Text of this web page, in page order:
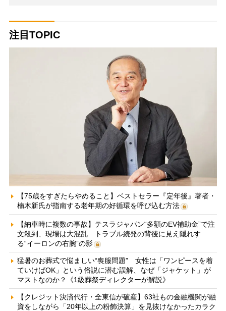
注目TOPIC
【75歳をすぎたらやめること】ベストセラー『定年後』著者・
楠木新氏が指南する老年期の好循環を呼び込む方法
【納車時に複数の事故】テスラジャパン“多額のEV補助金”で注
文殺到、現場は大混乱 トラブル続発の背後に見え隠れす
る“イーロンの右腕”の影
猛暑のお葬式で悩ましい“喪服問題” 女性は「ワンピースを着
ていけばOK」という俗説に潜む誤解、なぜ「ジャケット」が
マストなのか？《1級葬祭ディレクターが解説》
【クレジット決済代行・全東信が破産】63社もの金融機関が融
資をしながら「20年以上の粉飾決算」を見抜けなかったカラク